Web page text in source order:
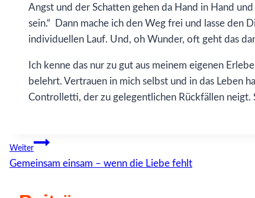
Angst und der Schatten gehen da Hand in Hand
sein.“ Dann mache ich den Weg frei und lasse den
individuellen Lauf. Und, oh Wunder, oft geht das
Ich kenne das nur zu gut aus meinem eigenen
belehrt. Vertrauen in mich selbst und in das Leben
Controlletti, der zu gelegentlichen Rückfällen neigt.
Beitragsnavigation
Weiter
Gemeinsam einsam – wenn die Liebe fehlt